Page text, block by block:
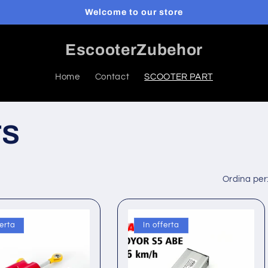
Welcome to our store
EscooterZubehor
Home Contact SCOOTER PART
Ordina per:
In offerta